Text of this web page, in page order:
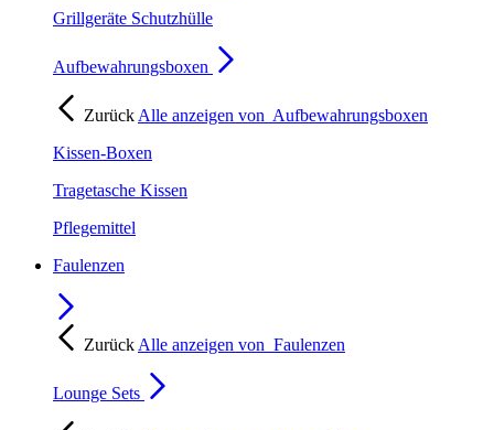
Grillgeräte Schutzhülle
Aufbewahrungsboxen
Zurück Alle anzeigen von Aufbewahrungsboxen
Kissen-Boxen
Tragetasche Kissen
Pflegemittel
Faulenzen
Zurück Alle anzeigen von Faulenzen
Lounge Sets